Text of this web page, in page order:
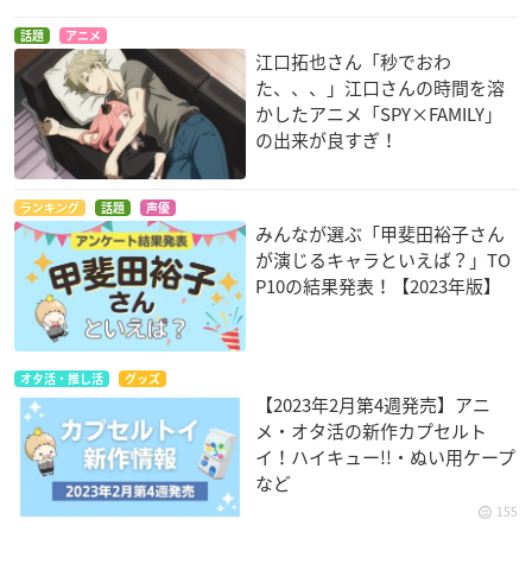
話題 アニメ
江口拓也さん「秒でおわ
た、、、」江口さんの時間を溶
かしたアニメ「SPY×FAMILY」
の出来が良すぎ！
ランキング 話題 声優
みんなが選ぶ「甲斐田裕子さん
が演じるキャラといえば？」TO
P10の結果発表！【2023年版】
オタ活・推し活 グッズ
【2023年2月第4週発売】アニ
メ・オタ活の新作カプセルト
イ！ハイキュー!!・ぬい用ケープ
など
155